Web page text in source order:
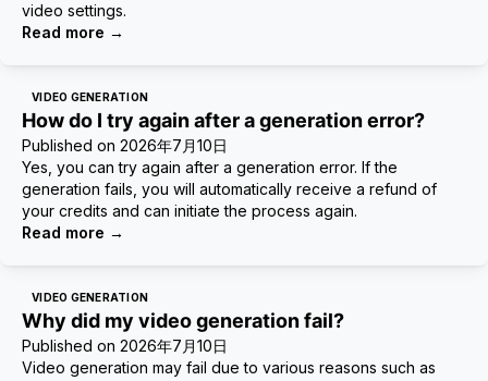
video settings.
Read more →
VIDEO GENERATION
How do I try again after a generation error?
Published on 2026年7月10日
Yes, you can try again after a generation error. If the
generation fails, you will automatically receive a refund of
your credits and can initiate the process again.
Read more →
VIDEO GENERATION
Why did my video generation fail?
Published on 2026年7月10日
Video generation may fail due to various reasons such as